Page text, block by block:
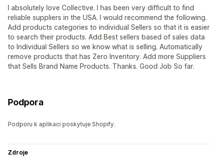
I absolutely love Collective. I has been very difficult to find
reliable suppliers in the USA. I would recommend the following.
Add products categories to individual Sellers so that it is easier
to search their products. Add Best sellers based of sales data
to Individual Sellers so we know what is selling. Automatically
remove products that has Zero Inventory. Add more Suppliers
that Sells Brand Name Products. Thanks. Good Job So far.
Podpora
Podporu k aplikaci poskytuje Shopify.
Zdroje